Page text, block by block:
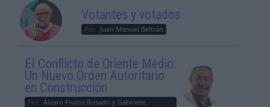
Votantes y votados
Por Juan Manuel Beltrán
El Conflicto de Oriente Medio:
Un Nuevo Orden Autoritario
en Construcción
Por Álvaro Frutos Rosado y Gabinete